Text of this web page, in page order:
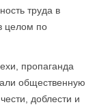
труда в
целом по
пропаганда
общественную
доблести и